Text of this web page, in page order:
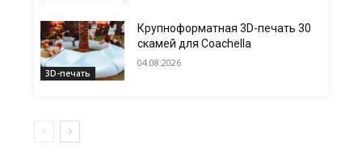
3D-печать
Крупноформатная 3D-печать 30
скамей для Coachella
04.08.2026